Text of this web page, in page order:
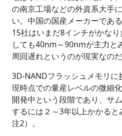
の南京工場などの外資系大手
い。中国の国産メーカーであ
15社はいまだ8インチがかな
しても40nm～90nmが主力と
周回遅れというのが現実なのだ
3D-NANDフラッシュメモリに
現時点での量産レベルの微細
開発中という段階であり、サ
するには２～3年以上かかる
注2）。